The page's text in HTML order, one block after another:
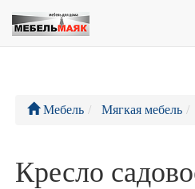
Мебель Мягкая мебель
Кресло